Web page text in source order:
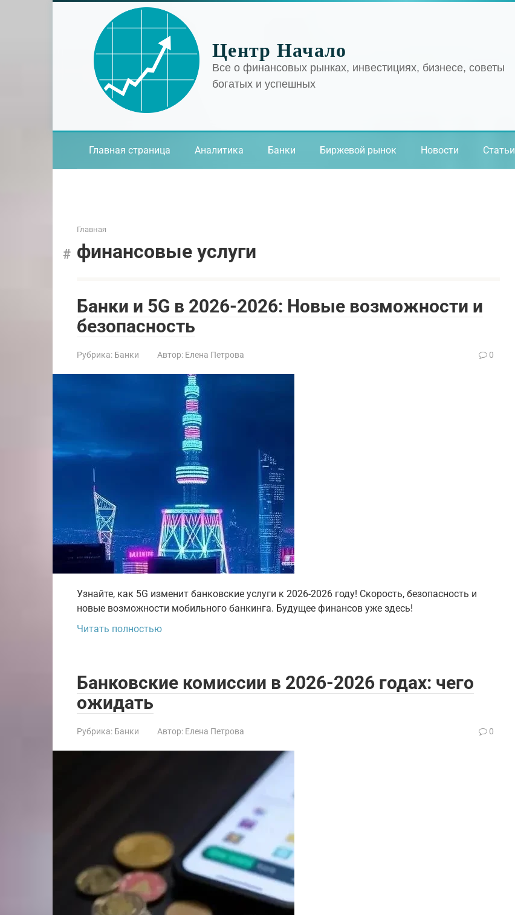
Центр Начало
Все о финансовых рынках, инвестициях, бизнесе, советы
богатых и успешных
Главная страница Аналитика Банки Биржевой рынок Новости Статьи
Главная
финансовые услуги
Банки и 5G в 2026-2026: Новые возможности и
безопасность
Рубрика: Банки Автор: Елена Петрова 0
Узнайте, как 5G изменит банковские услуги к 2026-2026 году! Скорость, безопасность и
новые возможности мобильного банкинга. Будущее финансов уже здесь!
Читать полностью
Банковские комиссии в 2026-2026 годах: чего
ожидать
Рубрика: Банки Автор: Елена Петрова 0